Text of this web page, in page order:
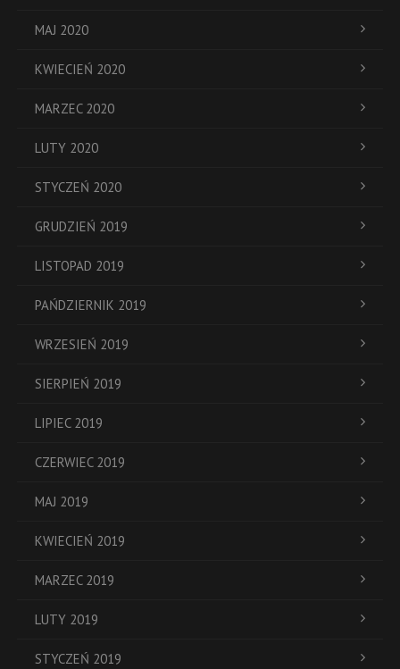
MAJ 2020
KWIECIEŃ 2020
MARZEC 2020
LUTY 2020
STYCZEŃ 2020
GRUDZIEŃ 2019
LISTOPAD 2019
PAŃDZIERNIK 2019
WRZESIEŃ 2019
SIERPIEŃ 2019
LIPIEC 2019
CZERWIEC 2019
MAJ 2019
KWIECIEŃ 2019
MARZEC 2019
LUTY 2019
STYCZEŃ 2019